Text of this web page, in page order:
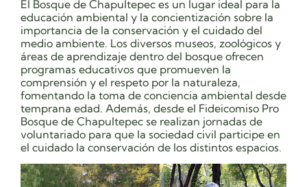
El Bosque de Chapultepec es un lugar ideal para la
educación ambiental y la concientización sobre la
importancia de la conservación y el cuidado del
medio ambiente. Los diversos museos, zoológicos y
áreas de aprendizaje dentro del bosque ofrecen
programas educativos que promueven la
comprensión y el respeto por la naturaleza,
fomentando la toma de conciencia ambiental desde
temprana edad. Además, desde el Fideicomiso Pro
Bosque de Chapultepec se realizan jornadas de
voluntariado para que la sociedad civil participe en
el cuidado la conservación de los distintos espacios.